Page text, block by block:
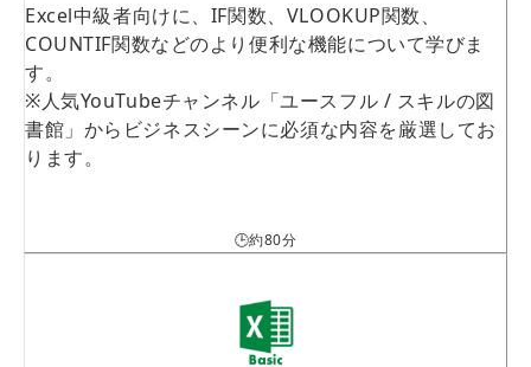
Excel中級者向けに、IF関数、VLOOKUP関数、
COUNTIF関数などのより便利な機能について学びま
す。
※人気YouTubeチャンネル「ユースフル / スキルの図
書館」からビジネスシーンに必須な内容を厳選してお
ります。
🕒約80分